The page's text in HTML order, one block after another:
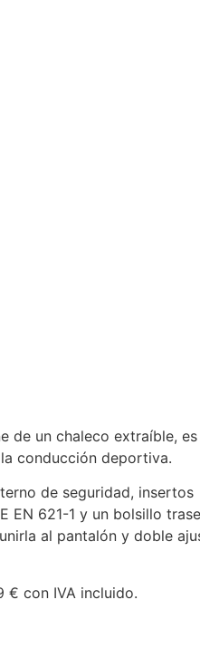
de un chaleco extraíble, es
conducción deportiva.
de seguridad, insertos
EN 621-1 y un bolsillo
al pantalón y doble
€ con IVA incluido.